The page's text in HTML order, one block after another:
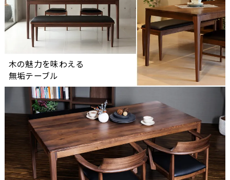
木の魅力を味わえる
無垢テーブル